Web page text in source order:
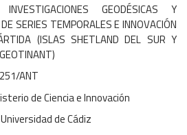
GEODÉSICAS Y
SERIES TEMPORALES E INNOVACIÓN
(ISLAS SHETLAND DEL SUR Y
ANT
de Ciencia e Innovación
de Cádiz